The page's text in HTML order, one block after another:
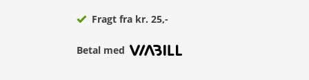
Fragt fra kr. 25,-
Betal med